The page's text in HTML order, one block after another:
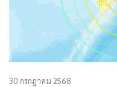
30 กรกฎาคม 2568